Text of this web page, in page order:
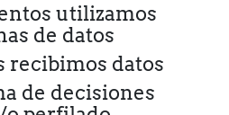
utilizamos
de datos
recibimos datos
de decisiones